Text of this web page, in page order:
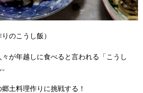
のこうし飯）
が年越しに食べると言われる「こうし
土料理作りに挑戦する！